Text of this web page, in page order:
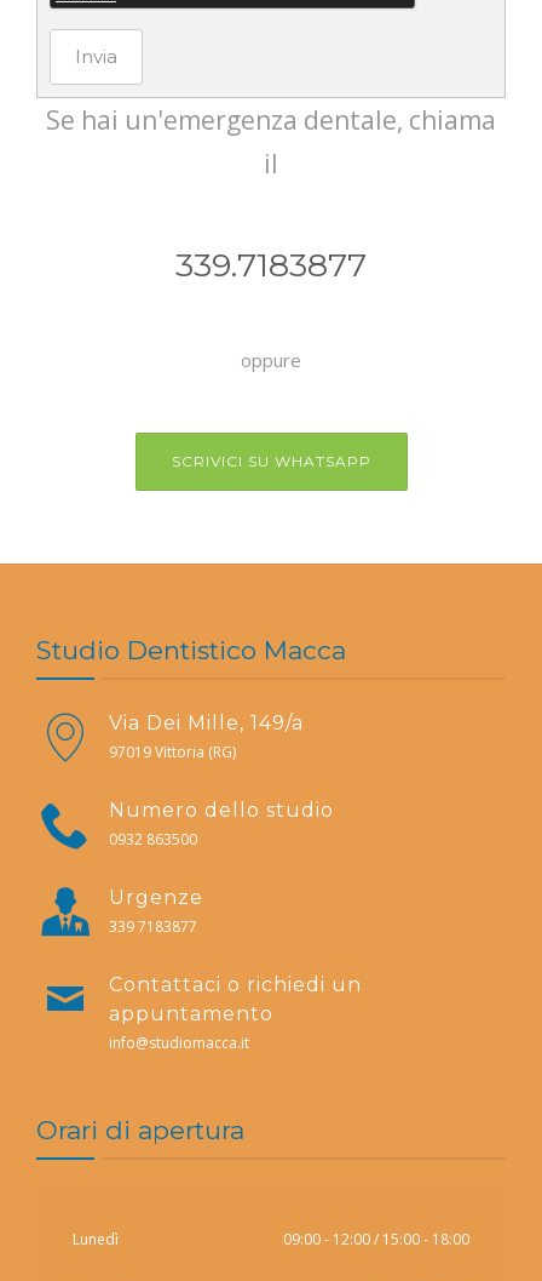
Invia
Se hai un'emergenza dentale, chiama
il
339.7183877
oppure
SCRIVICI SU WHATSAPP
Studio Dentistico Macca
Via Dei Mille, 149/a
97019 Vittoria (RG)
Numero dello studio
0932 863500
Urgenze
339 7183877
Contattaci o richiedi un
appuntamento
info@studiomacca.it
Orari di apertura
Lunedì 09:00 - 12:00 / 15:00 - 18:00